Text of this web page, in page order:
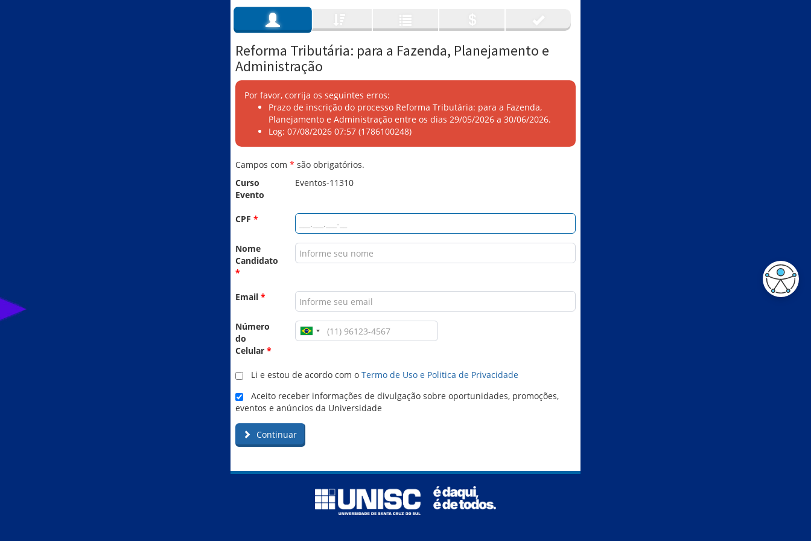
Reforma Tributária: para a Fazenda, Planejamento e
Administração
Por favor, corrija os seguintes erros:
Prazo de inscrição do processo Reforma Tributária: para a Fazenda,
Planejamento e Administração entre os dias 29/05/2026 a 30/06/2026.
Log: 07/08/2026 07:57 (1786100248)
Campos com * são obrigatórios.
Curso
Evento
Eventos-11310
CPF *
Nome
Candidato
*
Email *
Número
do
Celular *
Li e estou de acordo com o Termo de Uso e Politica de Privacidade
Aceito receber informações de divulgação sobre oportunidades, promoções,
eventos e anúncios da Universidade
Continuar